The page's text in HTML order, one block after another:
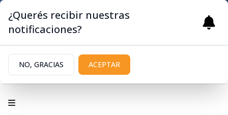
¿Querés recibir nuestras
notificaciones?
NO, GRACIAS ACEPTAR